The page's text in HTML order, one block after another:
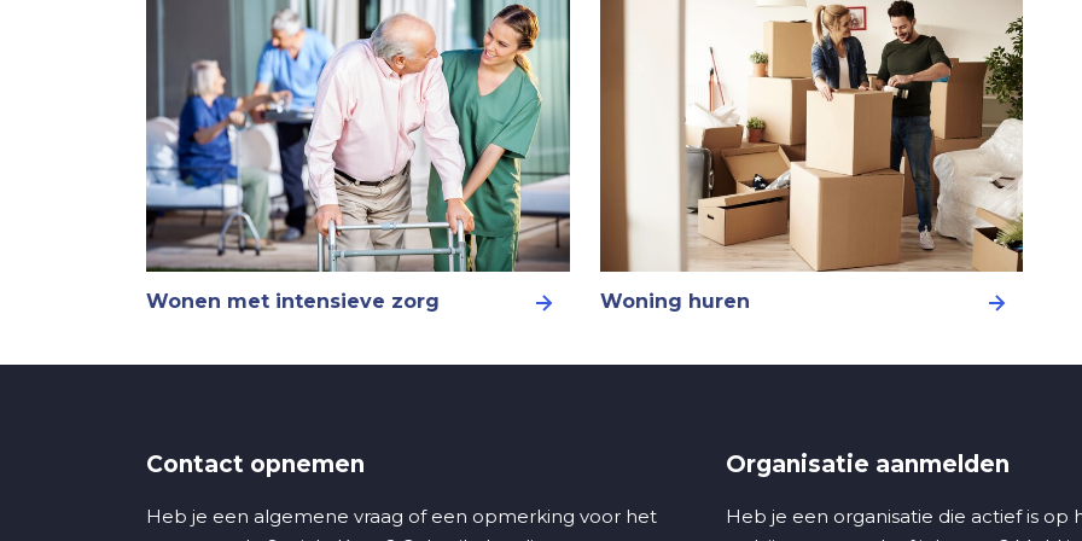
Wonen met intensieve zorg Woning huren
Contact opnemen
Heb je een algemene vraag of een opmerking voor het
Organisatie aanmelden
Heb je een organisatie die actief is op